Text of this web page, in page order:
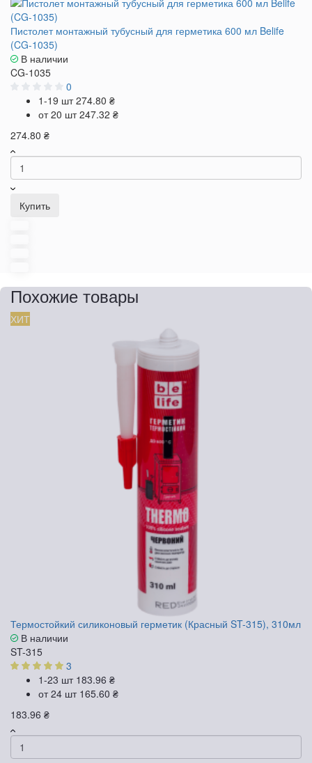
Пистолет монтажный тубусный для герметика 600 мл Belife
(CG-1035)
В наличии
CG-1035
0
1-19 шт274.80 ₴
от 20 шт247.32 ₴
274.80 ₴
Купить
Похожие товары
ХИТ
Термостойкий силиконовый герметик (Красный ST-315), 310мл
В наличии
ST-315
3
1-23 шт 183.96 ₴
от 24 шт 165.60 ₴
183.96 ₴